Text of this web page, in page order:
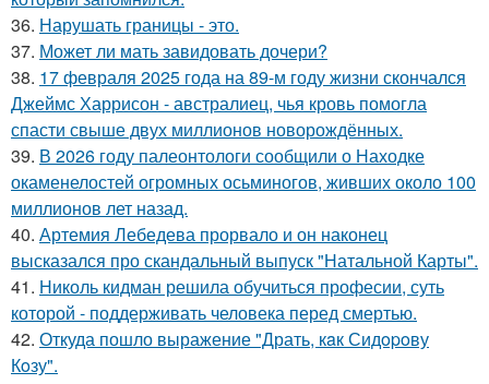
36. Нарушать границы - это.
37. Может ли мать завидовать дочери?
38. 17 февраля 2025 года на 89-м году жизни скончался
Джеймс Харрисон - австралиец, чья кровь помогла
спасти свыше двух миллионов новорождённых.
39. В 2026 году палеонтологи сообщили о Находке
окаменелостей огромных осьминогов, живших около 100
миллионов лет назад.
40. Артемия Лебедева прорвало и он наконец
высказался про скандальный выпуск "Натальной Карты".
41. Николь кидман решила обучиться професии, суть
которой - поддерживать человека перед смертью.
42. Откуда пошло выражение "Драть, кaк Сидopoву
Кoзу".